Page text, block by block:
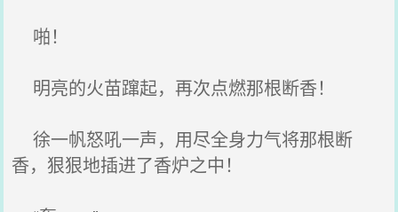
啪！
明亮的火苗蹿起，再次点燃那根断香！
徐一帆怒吼一声，用尽全身力气将那根断
香，狠狠地插进了香炉之中！